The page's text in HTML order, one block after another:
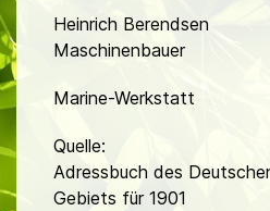
Heinrich Berendsen
Maschinenbauer
Marine-Werkstatt
Quelle:
Adressbuch des
Gebiets für 1901